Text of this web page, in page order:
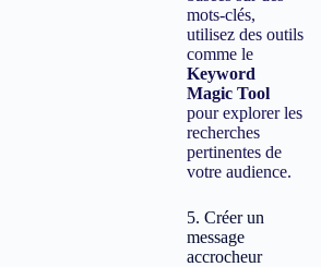
mots-clés,
utilisez des outils
comme le
Keyword
Magic Tool
pour explorer les
recherches
pertinentes de
votre audience.
5. Créer un
message
accrocheur